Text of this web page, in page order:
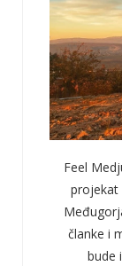
Feel
projekat
članke i
bude